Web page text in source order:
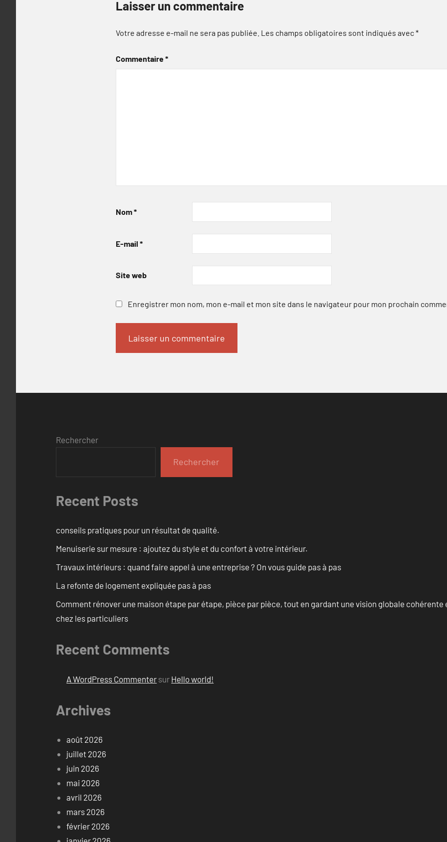
Laisser un commentaire
Votre adresse e-mail ne sera pas publiée. Les champs obligatoires sont indiqués avec*
Commentaire*
Nom*
E-mail *
Site web
Enregistrer mon nom, mon e-mail et mon site dans le navigateur pour mon prochain
Rechercher
Rechercher
Recent Posts
conseils pratiques pour un résultat de qualité.
Menuiserie sur mesure : ajoutez du style et du confort à votre intérieur.
Travaux intérieurs : quand faire appel à une entreprise ? On vous guide pas à pas
La refonte de logement expliquée pas à pas
Comment rénover une maison étape par étape, pièce par pièce, tout en gardant une vision globale
chez les particuliers
Recent Comments
A WordPress Commenter sur Hello world!
Archives
août 2026
juillet 2026
juin 2026
mai 2026
avril 2026
mars 2026
février 2026